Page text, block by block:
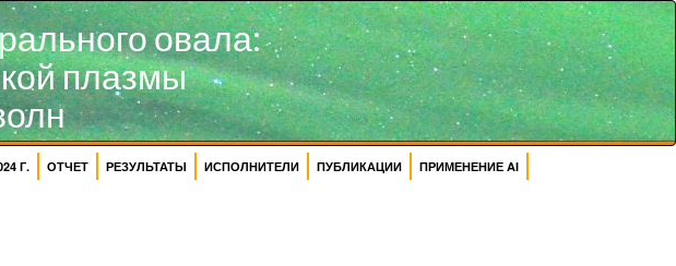
овала:
плазмы
Г. ОТЧЕТ РЕЗУЛЬТАТЫ ИСПОЛНИТЕЛИ ПУБЛИКАЦИИ
ПРИМЕНЕНИЕ AI